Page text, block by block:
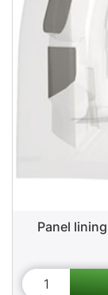
Panel